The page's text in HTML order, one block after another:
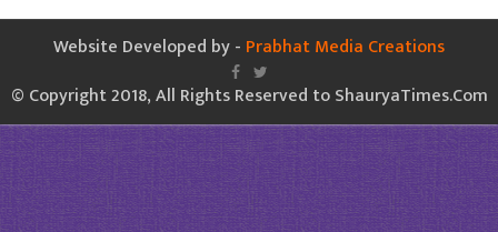
Website Developed by - Prabhat Media Creations
© Copyright 2018, All Rights Reserved to ShauryaTimes.Com